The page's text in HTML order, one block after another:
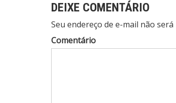
DEIXE COMENTÁRIO
Seu endereço de e-mail não
Comentário